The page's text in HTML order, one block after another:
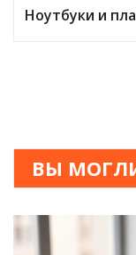
Ноутбуки и
ВЫ